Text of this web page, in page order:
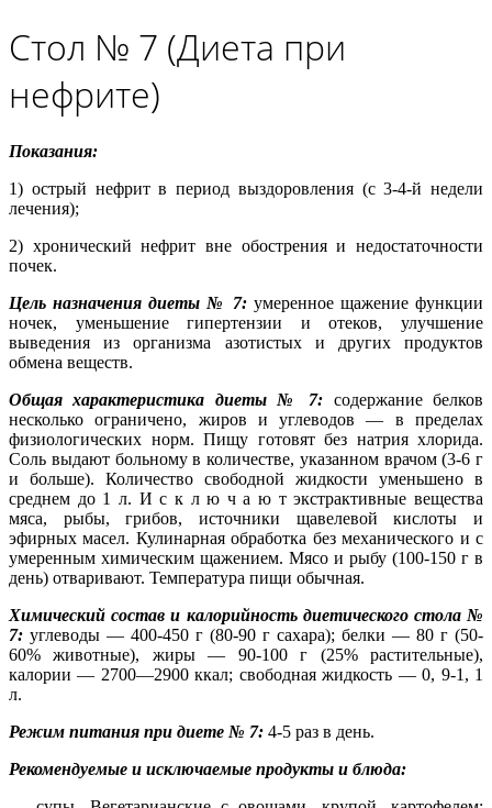
Стол № 7 (Диета при
нефрите)
Показания:
1) острый нефрит в период выздоровления (с 3-4-й недели
лечения);
2) хронический нефрит вне обострения и недостаточности
почек.
Цель назначения диеты № 7:умеренное щажение функции
ночек, уменьшение гипертензии и отеков, улучшение
выведения из организма азотистых и других продуктов
обмена веществ.
Общая характеристика диеты № 7: содержание белков
несколько ограничено, жиров и углеводов — в пределах
физиологических норм. Пищу готовят без натрия хлорида.
Соль выдают больному в количестве, указанном врачом (3-6 г
и больше). Количество свободной жидкости уменьшено в
среднем до 1 л. И с к л ю ч а ю т экстрактивные вещества
мяса, рыбы, грибов, источники щавелевой кислоты и
эфирных масел. Кулинарная обработка без механического и с
умеренным химическим щажением. Мясо и рыбу (100-150 г в
день) отваривают. Температура пищи обычная.
Химический состав и калорийность диетического стола №
7: углеводы — 400-450 г (80-90 г сахара); белки — 80 г (50-
60% животные), жиры — 90-100 г (25% растительные),
калории — 2700—2900 ккал; свободная жидкость — 0, 9-1, 1
л.
Режим питания при диете № 7: 4-5 раз в день.
Рекомендуемые и исключаемые продукты и блюда: